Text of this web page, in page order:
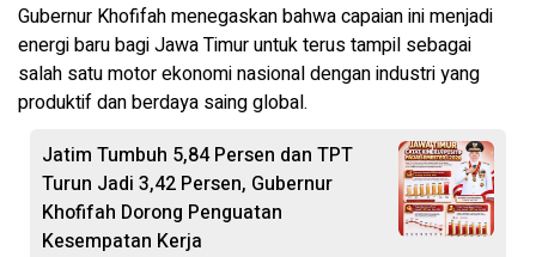
Gubernur Khofifah menegaskan bahwa capaian ini menjadi
energi baru bagi Jawa Timur untuk terus tampil sebagai
salah satu motor ekonomi nasional dengan industri yang
produktif dan berdaya saing global.
Jatim Tumbuh 5,84 Persen dan TPT
Turun Jadi 3,42 Persen, Gubernur
Khofifah Dorong Penguatan
Kesempatan Kerja